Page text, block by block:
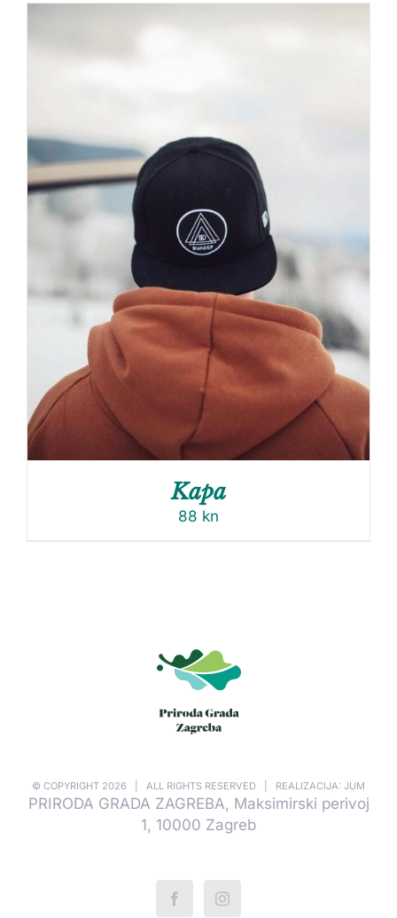
Kapa
88 kn
© COPYRIGHT 2026 | ALL RIGHTS RESERVED | REALIZACIJA: JUM
PRIRODA GRADA ZAGREBA, Maksimirski perivoj
1, 10000 Zagreb